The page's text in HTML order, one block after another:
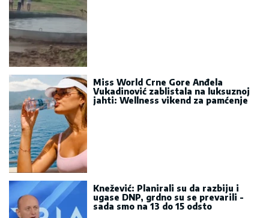
Miss World Crne Gore Anđela
Vukadinović zablistala na luksuznoj
jahti: Wellness vikend za pamćenje
Knežević: Planirali su da razbiju i
ugase DNP, grdno su se prevarili -
sada smo na 13 do 15 odsto